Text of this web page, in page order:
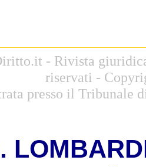
- Rivista
riservati -
presso il Tribunale